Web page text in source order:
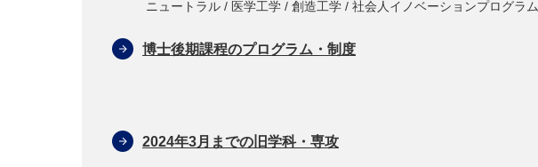
ニュートラル / 医学工学 / 創造工学 / 社会人イノベーションプログラム
博士後期課程のプログラム・制度
2024年3月までの旧学科・専攻